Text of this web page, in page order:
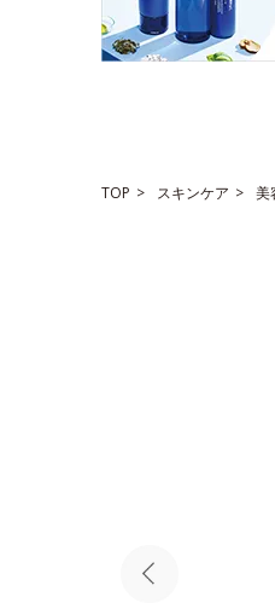
TOP スキンケア 美